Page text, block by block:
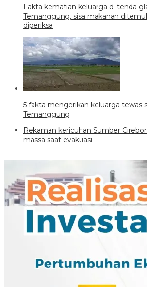
Fakta kematian keluarga di tenda
Temanggung, sisa makanan
diperiksa
5 fakta mengerikan keluarga tewas
Temanggung
Rekaman kericuhan Sumber
massa saat evakuasi